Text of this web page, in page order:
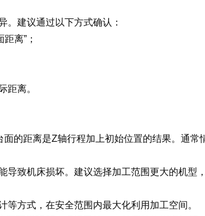
。建议通过以下方式确认：
离”；
距离。
的距离是Z轴行程加上初始位置的结果。通
致机床损坏。建议选择加工范围更大的机型
方式，在安全范围内最大化利用加工空间。